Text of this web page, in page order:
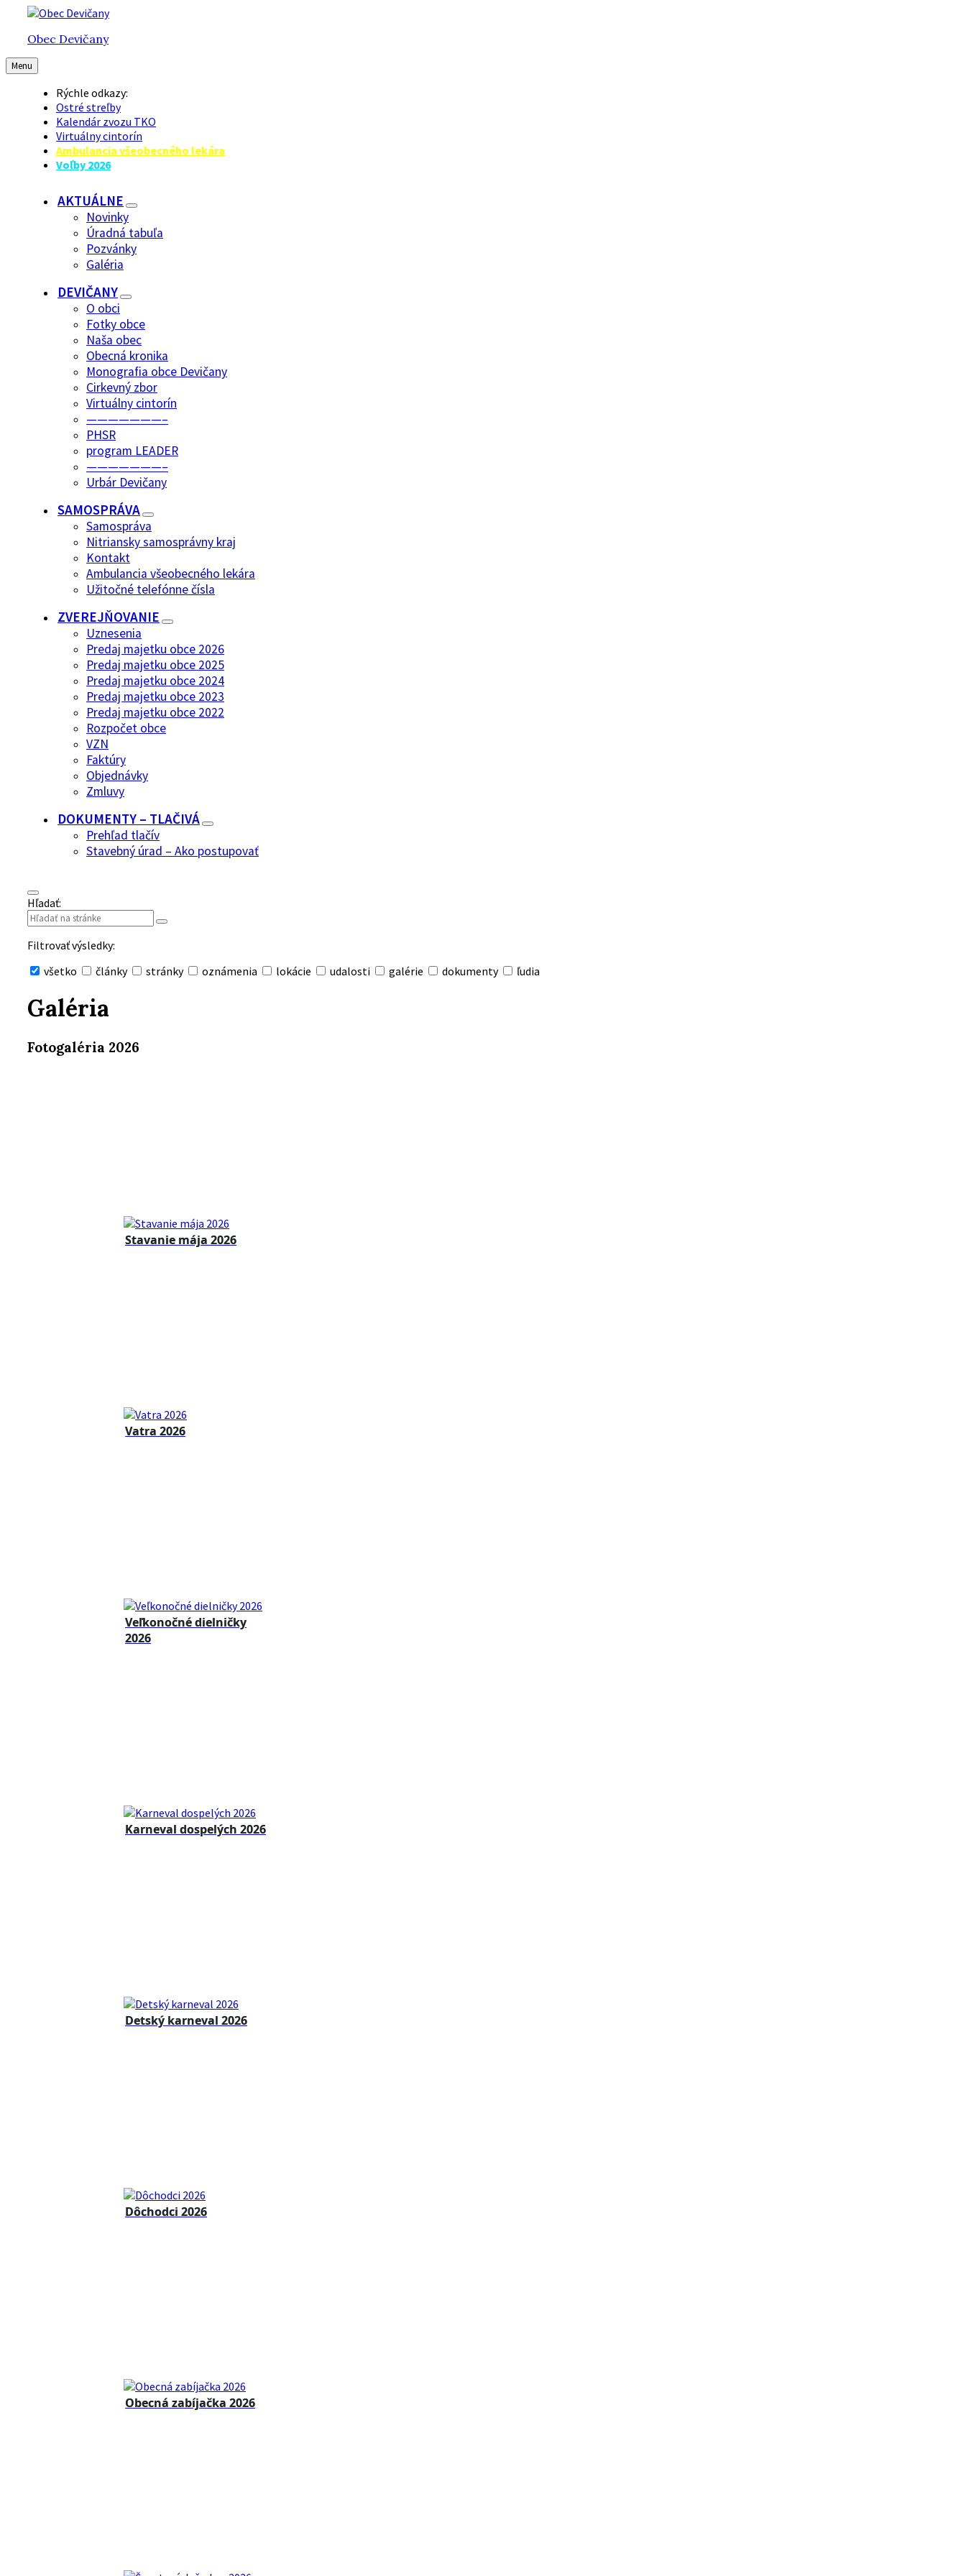
Preskočiť
obsah
Preskočiť
hlavnú
navigáciu
Preskočiť
pätičkuObec Devičany
Menu
Rýchle odkazy:
Ostré streľby
Kalendár zvozu TKO
Virtuálny cintorín
Ambulancia všeobecného lekára
Voľby 2026
AKTUÁLNE
Novinky
Úradná tabuľa
Pozvánky
Galéria
DEVIČANY
O obci
Fotky obce
Naša obec
Obecná kronika
Monografia obce Devičany
Cirkevný zbor
Virtuálny cintorín
———————–
PHSR
program LEADER
———————–
Urbár Devičany
SAMOSPRÁVA
Samospráva
Nitriansky samosprávny kraj
Kontakt
Ambulancia všeobecného lekára
Užitočné telefónne čísla
ZVEREJŇOVANIE
Uznesenia
Predaj majetku obce 2026
Predaj majetku obce 2025
Predaj majetku obce 2024
Predaj majetku obce 2023
Predaj majetku obce 2022
Rozpočet obce
VZN
Faktúry
Objednávky
Zmluvy
DOKUMENTY – TLAČIVÁ
Prehľad tlačív
Stavebný úrad – Ako postupovať
Hľadať:
Filtrovať výsledky:
všetko
články stránky oznámenia lokácie udalosti galérie dokumenty ľudia
vyhľadávanie
Galéria
Fotogaléria 2026
Stavanie mája 2026
Vatra 2026
Veľkonočné dielničky
2026
Karneval dospelých 2026
Detský karneval 2026
Dôchodci 2026
Obecná zabíjačka 2026